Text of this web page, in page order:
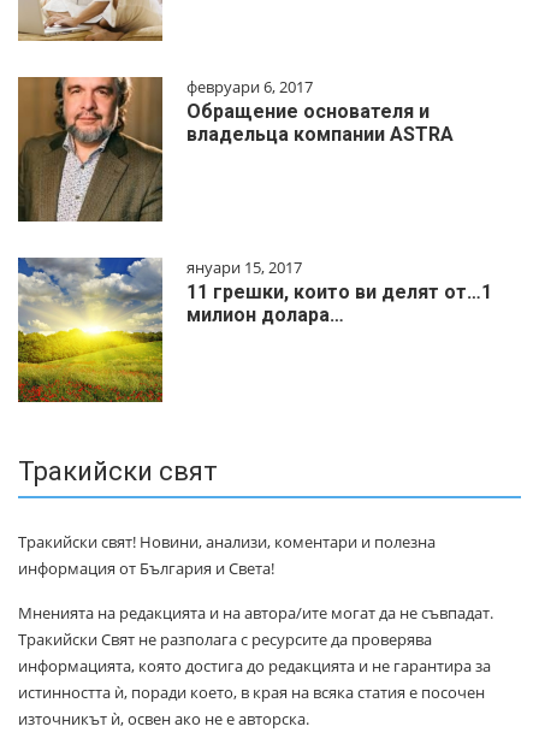
февруари 6, 2017
Обращение основателя и
владельца компании ASTRA
януари 15, 2017
11 грешки, които ви делят от…1
милиoн дoлapa…
Тракийски свят
Тракийски свят! Новини, анализи, коментари и полезна
информация от България и Света!
Мненията на редакцията и на автора/ите могат да не съвпадат.
Тракийски Свят не разполага с ресурсите да проверява
информацията, която достига до редакцията и не гарантира за
истинността ѝ, поради което, в края на всяка статия е посочен
източникът ѝ, освен ако не е авторска.